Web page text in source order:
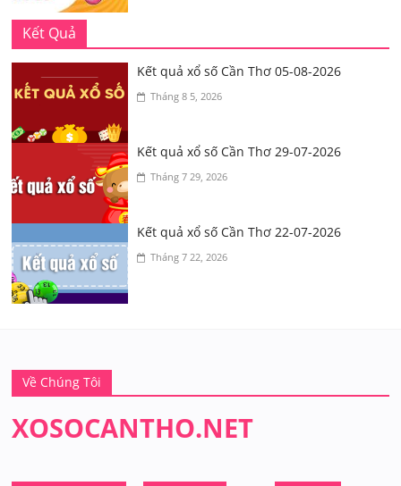
Kết Quả
Kết quả xổ số Cần Thơ 05-08-2026
Tháng 8 5, 2026
Kết quả xổ số Cần Thơ 29-07-2026
Tháng 7 29, 2026
Kết quả xổ số Cần Thơ 22-07-2026
Tháng 7 22, 2026
Về Chúng Tôi
XOSOCANTHO.NET